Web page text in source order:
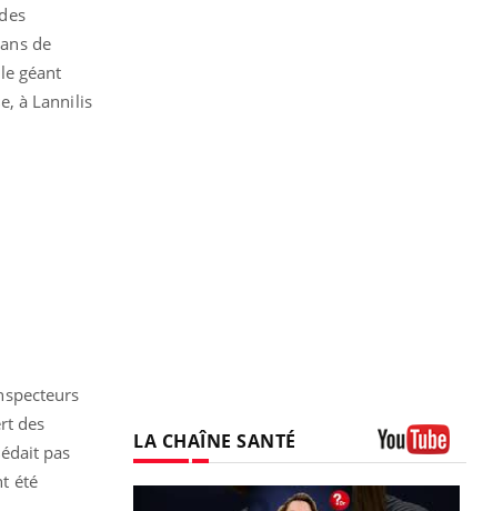
de
géant
à Lannilis
des
pas
été
LA CHAÎNE SANTÉ